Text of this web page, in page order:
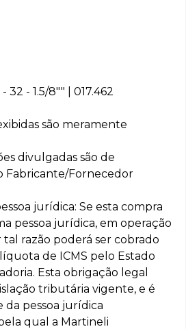
32 - 1.5/8"" | 017.462
são meramente
divulgadas são de
Fabricante/Fornecedor
jurídica: Se esta compra
pessoa jurídica, em operação
razão poderá ser cobrado
de ICMS pelo Estado
Esta obrigação legal
tributária vigente, e é
da pessoa jurídica
qual a Martineli